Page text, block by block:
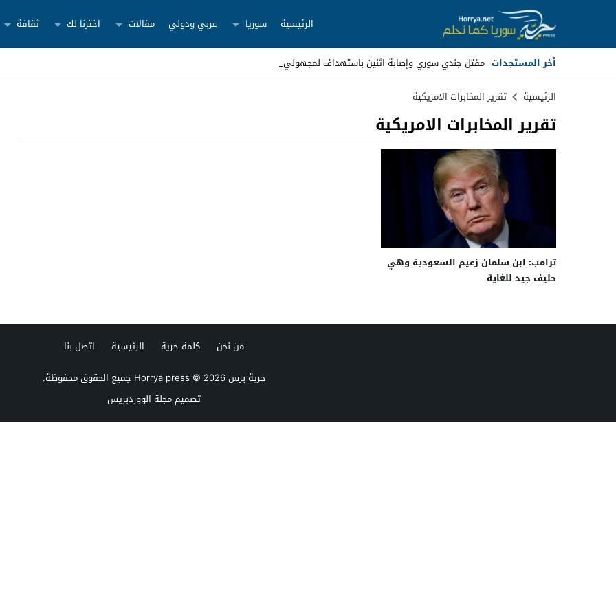
الرئيسية سوريا عربي ودولي مقالات اخترنا لك ثقافة
أخر المستجدات مقتل جندي سوري وإصابة اثنين باستهداف لمجهولين _
Stop
Previous
Next
الرئيسية تقرير المخابرات الامريكية
تقرير المخابرات الامريكية
ترامب: ابن سلمان زعيم السعودية وهي
حليف جيد للغاية
من نحن كلمة حرية الرئيسية
اتصل بنا
حرية برس Horrya press© 2026 جميع الحقوق محفوظة.
تصميممجلة الووردبريس